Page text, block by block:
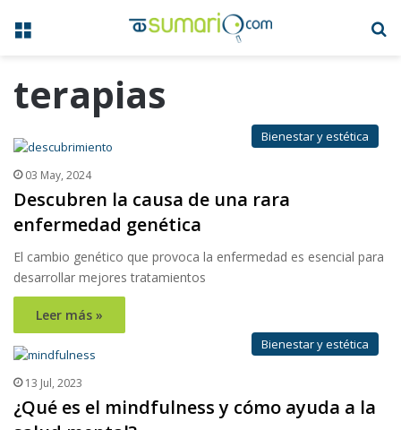
Menú
terapias
Bienestar y estética
03 May, 2024
Descubren la causa de una rara
enfermedad genética
El cambio genético que provoca la enfermedad es esencial para
desarrollar mejores tratamientos
Leer más »
Bienestar y estética
13 Jul, 2023
¿Qué es el mindfulness y cómo ayuda a la